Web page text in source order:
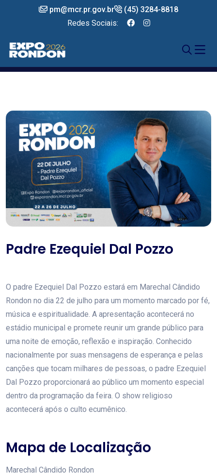
pm@mcr.pr.gov.br
(45) 3284-8818
Redes Sociais:
Padre Ezequiel Dal Pozzo
O padre Ezequiel Dal Pozzo estará em Marechal Cândido
Rondon no dia 22 de julho para um momento marcado por fé,
música e espiritualidade. A apresentação acontecerá no
estádio municipal e promete reunir um grande público para
uma noite de emoção, reflexão e inspiração. Conhecido
nacionalmente por suas mensagens de esperança e pelas
canções que tocam milhares de pessoas, o padre Ezequiel
Dal Pozzo proporcionará ao público um momento especial
dentro da programação da feira. O show religioso
acontecerá após o culto ecumênico.
Mapa de Localização
Marechal Cândido Rondon